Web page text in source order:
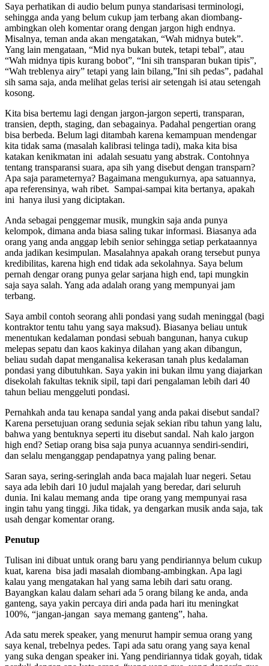
Saya perhatikan di audio belum punya standarisasi terminologi,
sehingga anda yang belum cukup jam terbang akan diombang-
ambingkan oleh komentar orang dengan jargon high endnya.
Misalnya, teman anda akan mengatakan, “Wah midnya butek”.
Yang lain mengataan, “Mid nya bukan butek, tetapi tebal”, atau
“Wah midnya tipis kurang bobot”, “Ini sih transparan bukan tipis”,
“Wah treblenya airy” tetapi yang lain bilang,”Ini sih pedas”, padahal
sih sama saja, anda melihat gelas terisi air setengah isi atau setengah
kosong.
Kita bisa bertemu lagi dengan jargon-jargon seperti, transparan,
transien, depth, staging, dan sebagainya. Padahal pengertian orang
bisa berbeda. Belum lagi ditambah karena kemampuan mendengar
kita tidak sama (masalah kalibrasi telinga tadi), maka kita bisa
katakan kenikmatan ini adalah sesuatu yang abstrak. Contohnya
tentang transparansi suara, apa sih yang disebut dengan transparn?
Apa saja parameternya? Bagaimana mengukurnya, apa satuannya,
apa referensinya, wah ribet. Sampai-sampai kita bertanya, apakah
ini hanya ilusi yang diciptakan.
Anda sebagai penggemar musik, mungkin saja anda punya
kelompok, dimana anda biasa saling tukar informasi. Biasanya ada
orang yang anda anggap lebih senior sehingga setiap perkataannya
anda jadikan kesimpulan. Masalahnya apakah orang tersebut punya
kredibilitas, karena high end tidak ada sekolahnya. Saya belum
pernah dengar orang punya gelar sarjana high end, tapi mungkin
saja saya salah. Yang ada adalah orang yang mempunyai jam
terbang.
Saya ambil contoh seorang ahli pondasi yang sudah meninggal (bagi
kontraktor tentu tahu yang saya maksud). Biasanya beliau untuk
menentukan kedalaman pondasi sebuah bangunan, hanya cukup
melepas sepatu dan kaos kakinya dilahan yang akan dibangun,
beliau sudah dapat menganalisa kekerasan tanah plus kedalaman
pondasi yang dibutuhkan. Saya yakin ini bukan ilmu yang diajarkan
disekolah fakultas teknik sipil, tapi dari pengalaman lebih dari 40
tahun beliau menggeluti pondasi.
Pernahkah anda tau kenapa sandal yang anda pakai disebut sandal?
Karena persetujuan orang sedunia sejak sekian ribu tahun yang lalu,
bahwa yang bentuknya seperti itu disebut sandal. Nah kalo jargon
high end? Setiap orang bisa saja punya acuannya sendiri-sendiri,
dan selalu menganggap pendapatnya yang paling benar.
Saran saya, sering-seringlah anda baca majalah luar negeri. Setau
saya ada lebih dari 10 judul majalah yang beredar, dari seluruh
dunia. Ini kalau memang anda tipe orang yang mempunyai rasa
ingin tahu yang tinggi. Jika tidak, ya dengarkan musik anda saja, tak
usah dengar komentar orang.
Penutup
Tulisan ini dibuat untuk orang baru yang pendiriannya belum cukup
kuat, karena bisa jadi masalah diombang-ambingkan. Apa lagi
kalau yang mengatakan hal yang sama lebih dari satu orang.
Bayangkan kalau dalam sehari ada 5 orang bilang ke anda, anda
ganteng, saya yakin percaya diri anda pada hari itu meningkat
100%, “jangan-jangan saya memang ganteng”, haha.
Ada satu merek speaker, yang menurut hampir semua orang yang
saya kenal, trebelnya pedes. Tapi ada satu orang yang saya kenal
yang suka dengan speaker ini. Yang pendiriannya tidak goyah, tidak